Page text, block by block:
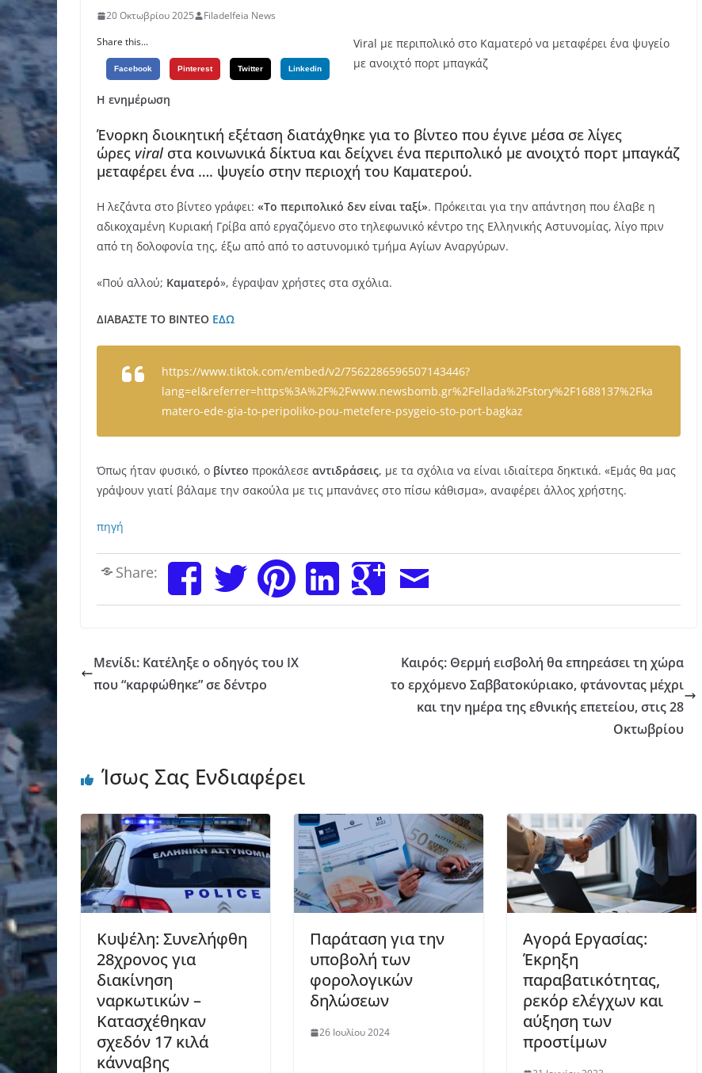
20 Οκτωβρίου 2025
Filadelfeia News
Share this...
Facebook Pinterest Twitter Linkedin
Viral με περιπολικό στο Καματερό να μεταφέρει ένα ψυγείο
με ανοιχτό πορτ μπαγκάζ
Η ενημέρωση
Ένορκη διοικητική εξέταση διατάχθηκε για το βίντεο που έγινε μέσα σε λίγες
ώρες viral στα κοινωνικά δίκτυα και δείχνει ένα περιπολικό με ανοιχτό πορτ μπαγκάζ
μεταφέρει ένα …. ψυγείο στην περιοχή του Καματερού.
Η λεζάντα στο βίντεο γράφει: «Το περιπολικό δεν είναι ταξί». Πρόκειται για την απάντηση που έλαβε η
αδικοχαμένη Κυριακή Γρίβα από εργαζόμενο στο τηλεφωνικό κέντρο της Ελληνικής Αστυνομίας, λίγο πριν
από τη δολοφονία της, έξω από από το αστυνομικό τμήμα Αγίων Αναργύρων.
«Πού αλλού; Καματερό», έγραψαν χρήστες στα σχόλια.
ΔΙΑΒΑΣΤΕ ΤΟ ΒΙΝΤΕΟ ΕΔΩ
https://www.tiktok.com/embed/v2/7562286596507143446?
lang=el&referrer=https%3A%2F%2Fwww.newsbomb.gr%2Fellada%2Fstory%2F1688137%2Fka
matero-ede-gia-to-peripoliko-pou-metefere-psygeio-sto-port-bagkaz
Όπως ήταν φυσικό, ο βίντεο προκάλεσε αντιδράσεις, με τα σχόλια να είναι ιδιαίτερα δηκτικά. «Εμάς θα μας
γράψουν γιατί βάλαμε την σακούλα με τις μπανάνες στο πίσω κάθισμα», αναφέρει άλλος χρήστης.
πηγή
Share:
Μενίδι: Κατέληξε ο οδηγός του ΙΧ
που “καρφώθηκε” σε δέντρο
Kαιρός: Θερμή εισβολή θα επηρεάσει τη χώρα
το ερχόμενο Σαββατοκύριακο, φτάνοντας μέχρι
και την ημέρα της εθνικής επετείου, στις 28
Οκτωβρίου
Ίσως Σας Ενδιαφέρει
Κυψέλη: Συνελήφθη
28χρονος για
διακίνηση
ναρκωτικών –
Κατασχέθηκαν
σχεδόν 17 κιλά
κάνναβης
Παράταση για την
υποβολή των
φορολογικών
δηλώσεων
26 Ιουλίου 2024
Αγορά Εργασίας:
Έκρηξη
παραβατικότητας,
ρεκόρ ελέγχων και
αύξηση των
προστίμων